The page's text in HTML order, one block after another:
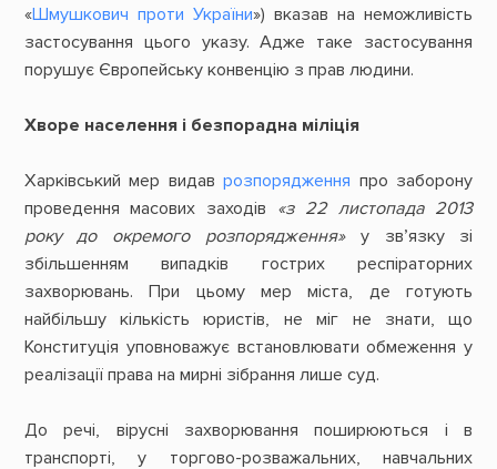
«Шмушкович проти України») вказав на неможливість
застосування цього указу. Адже таке застосування
порушує Європейську конвенцію з прав людини.
Хворе населення і безпорадна міліція
Харківський мер видаврозпорядження про заборону
проведення масових заходів «з 22 листопада 2013
року до окремого розпорядження»у зв’язку зі
збільшенням випадків гострих респіраторних
захворювань. При цьому мер міста, де готують
найбільшу кількість юристів, не міг не знати, що
Конституція уповноважує встановлювати обмеження у
реалізації права на мирні зібрання лише суд.
До речі, вірусні захворювання поширюються і в
транспорті, у торгово-розважальних, навчальних